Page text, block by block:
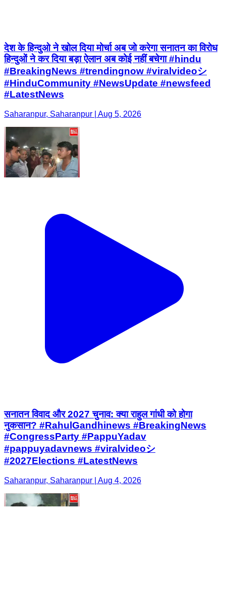
देश के हिन्दुओ ने खोल दिया मोर्चा अब जो करेगा सनातन का विरोध
हिन्दुओं ने कर दिया बड़ा ऐलान अब कोई नहीं बचेगा #hindu
#BreakingNews #trendingnow #viralvideoシ
#HinduCommunity #NewsUpdate #newsfeed
#LatestNews
Saharanpur, Saharanpur | Aug 5, 2026
सनातन विवाद और 2027 चुनाव: क्या राहुल गांधी को होगा
नुकसान? #RahulGandhinews #BreakingNews
#CongressParty #PappuYadav
#pappuyadavnews #viralvideoシ
#2027Elections #LatestNews
Saharanpur, Saharanpur | Aug 4, 2026